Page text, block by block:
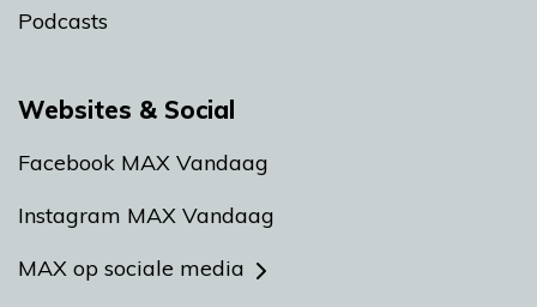
Podcasts
Websites & Social
Facebook MAX Vandaag
Instagram MAX Vandaag
MAX op sociale media